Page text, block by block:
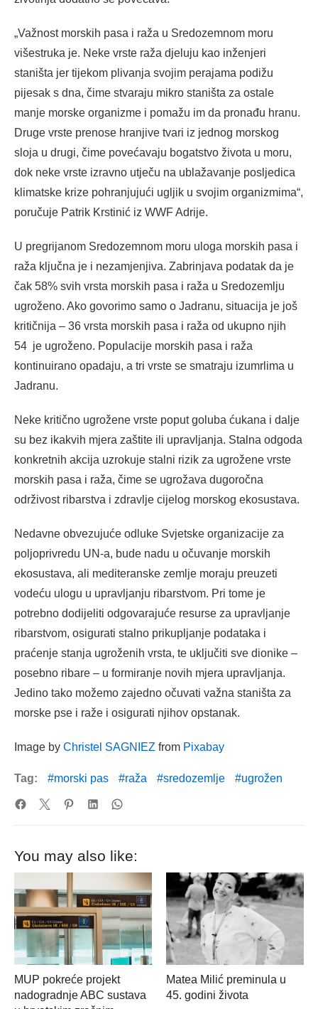
„Važnost morskih pasa i raža u Sredozemnom moru
višestruka je. Neke vrste raža djeluju kao inženjeri
staništa jer tijekom plivanja svojim perajama podižu
pijesak s dna, čime stvaraju mikro staništa za ostale
manje morske organizme i pomažu im da pronađu hranu.
Druge vrste prenose hranjive tvari iz jednog morskog
sloja u drugi, čime povećavaju bogatstvo života u moru,
dok neke vrste izravno utječu na ublažavanje posljedica
klimatske krize pohranjujući ugljik u svojim organizmima“,
poručuje Patrik Krstinić iz WWF Adrije.
U pregrijanom Sredozemnom moru uloga morskih pasa i
raža ključna je i nezamjenjiva. Zabrinjava podatak da je
čak 58% svih vrsta morskih pasa i raža u Sredozemlju
ugroženo. Ako govorimo samo o Jadranu, situacija je još
kritičnija – 36 vrsta morskih pasa i raža od ukupno njih
54 je ugroženo. Populacije morskih pasa i raža
kontinuirano opadaju, a tri vrste se smatraju izumrlima u
Jadranu.
Neke kritično ugrožene vrste poput goluba ćukana i dalje
su bez ikakvih mjera zaštite ili upravljanja. Stalna odgoda
konkretnih akcija uzrokuje stalni rizik za ugrožene vrste
morskih pasa i raža, čime se ugrožava dugoročna
održivost ribarstva i zdravlje cijelog morskog ekosustava.
Nedavne obvezujuće odluke Svjetske organizacije za
poljoprivredu UN-a, bude nadu u očuvanje morskih
ekosustava, ali mediteranske zemlje moraju preuzeti
vodeću ulogu u upravljanju ribarstvom. Pri tome je
potrebno dodijeliti odgovarajuće resurse za upravljanje
ribarstvom, osigurati stalno prikupljanje podataka i
praćenje stanja ugroženih vrsta, te uključiti sve dionike –
posebno ribare – u formiranje novih mjera upravljanja.
Jedino tako možemo zajedno očuvati važna staništa za
morske pse i raže i osigurati njihov opstanak.
Image by Christel SAGNIEZ from Pixabay
Tag: morski pas raža sredozemlje ugrožen
You may also like:
MUP pokreće projekt
nadogradnje ABC sustava
Matea Milić preminula u
45. godini života